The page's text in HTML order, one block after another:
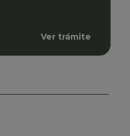
Ver trámite